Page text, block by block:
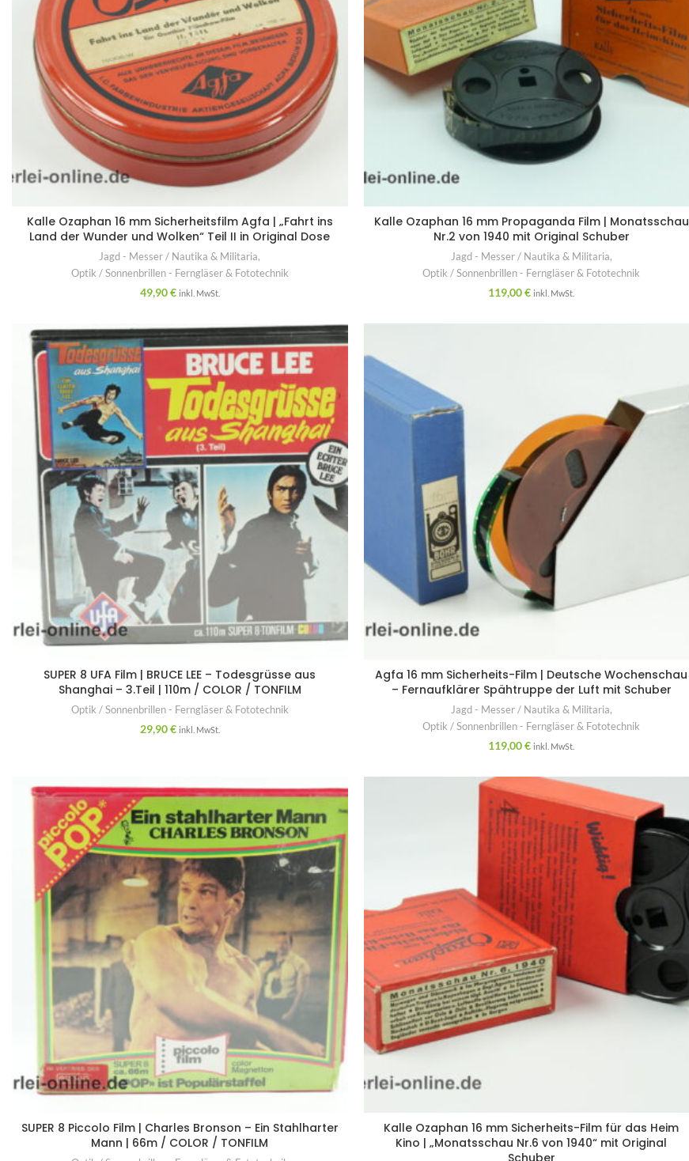
Kalle Ozaphan 16 mm Sicherheitsfilm Agfa | „Fahrt ins
Land der Wunder und Wolken“ Teil II in Original Dose
Jagd - Messer / Nautika & Militaria,
Optik / Sonnenbrillen - Ferngläser & Fototechnik
49,90€ inkl. MwSt.
Kalle Ozaphan 16 mm Propaganda Film | Monatsschau
Nr.2 von 1940 mit Original Schuber
Jagd - Messer / Nautika & Militaria,
Optik / Sonnenbrillen - Ferngläser & Fototechnik
119,00€ inkl. MwSt.
SUPER 8 UFA Film | BRUCE LEE – Todesgrüsse aus
Shanghai – 3.Teil | 110m / COLOR / TONFILM
Optik / Sonnenbrillen - Ferngläser & Fototechnik
29,90€ inkl. MwSt.
Agfa 16 mm Sicherheits-Film | Deutsche Wochenschau
– Fernaufklärer Spähtruppe der Luft mit Schuber
Jagd - Messer / Nautika & Militaria,
Optik / Sonnenbrillen - Ferngläser & Fototechnik
119,00€ inkl. MwSt.
SUPER 8 Piccolo Film | Charles Bronson – Ein Stahlharter
Mann | 66m / COLOR / TONFILM
Kalle Ozaphan 16 mm Sicherheits-Film für das Heim
Kino | „Monatsschau Nr.6 von 1940“ mit Original
Schuber